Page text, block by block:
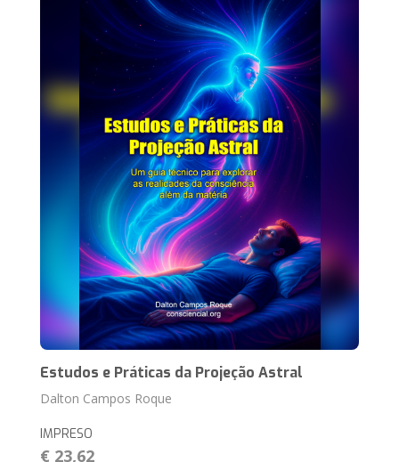
Estudos e Práticas da Projeção Astral
Dalton Campos Roque
IMPRESO
€ 23,62